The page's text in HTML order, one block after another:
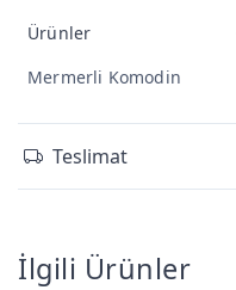
Ürünler
Mermerli Komodin
Teslimat
İlgili Ürünler